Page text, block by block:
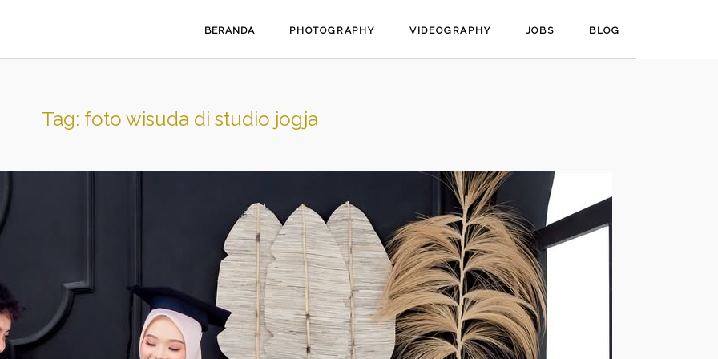
BERANDA PHOTOGRAPHY VIDEOGRAPHY JOBS BLOG
Tag: foto wisuda di studio jogja